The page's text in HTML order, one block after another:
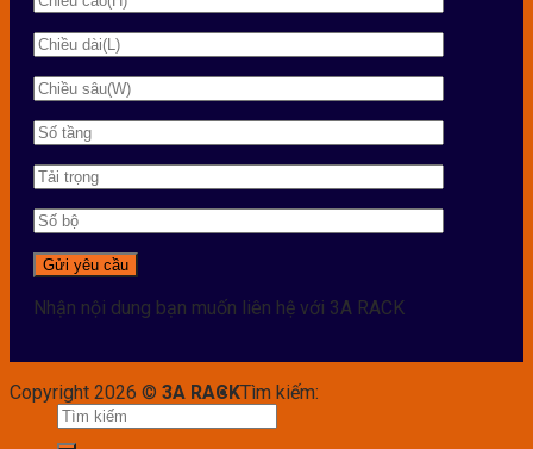
Nhận nội dung bạn muốn liên hệ với 3A RACK
Copyright 2026 © 3A RACKTìm kiếm: